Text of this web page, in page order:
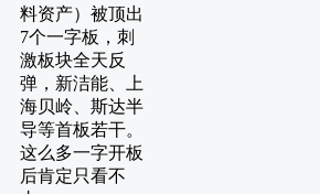
料资产）被顶出
7个一字板，刺
激板块全天反
弹，新洁能、上
海贝岭、斯达半
导等首板若干。
这么多一字开板
后肯定只看不